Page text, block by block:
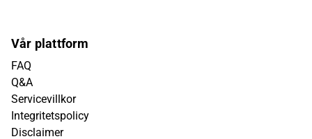
Vår plattform
FAQ
Q&A
Servicevillkor
Integritetspolicy
Disclaimer